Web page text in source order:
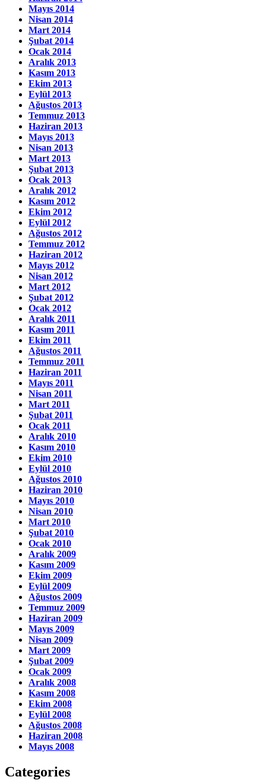
Mayıs 2014
Nisan 2014
Mart 2014
Şubat 2014
Ocak 2014
Aralık 2013
Kasım 2013
Ekim 2013
Eylül 2013
Ağustos 2013
Temmuz 2013
Haziran 2013
Mayıs 2013
Nisan 2013
Mart 2013
Şubat 2013
Ocak 2013
Aralık 2012
Kasım 2012
Ekim 2012
Eylül 2012
Ağustos 2012
Temmuz 2012
Haziran 2012
Mayıs 2012
Nisan 2012
Mart 2012
Şubat 2012
Ocak 2012
Aralık 2011
Kasım 2011
Ekim 2011
Ağustos 2011
Temmuz 2011
Haziran 2011
Mayıs 2011
Nisan 2011
Mart 2011
Şubat 2011
Ocak 2011
Aralık 2010
Kasım 2010
Ekim 2010
Eylül 2010
Ağustos 2010
Haziran 2010
Mayıs 2010
Nisan 2010
Mart 2010
Şubat 2010
Ocak 2010
Aralık 2009
Kasım 2009
Ekim 2009
Eylül 2009
Ağustos 2009
Temmuz 2009
Haziran 2009
Mayıs 2009
Nisan 2009
Mart 2009
Şubat 2009
Ocak 2009
Aralık 2008
Kasım 2008
Ekim 2008
Eylül 2008
Ağustos 2008
Haziran 2008
Mayıs 2008
Categories